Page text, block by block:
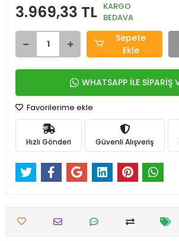
3.969,33 TL KARGO
BEDAVA
Sepete
Ekle
WHATSAPP İLE SİPARİŞ
Favorilerime ekle
Hızlı Gönderi Güvenli Alışveriş